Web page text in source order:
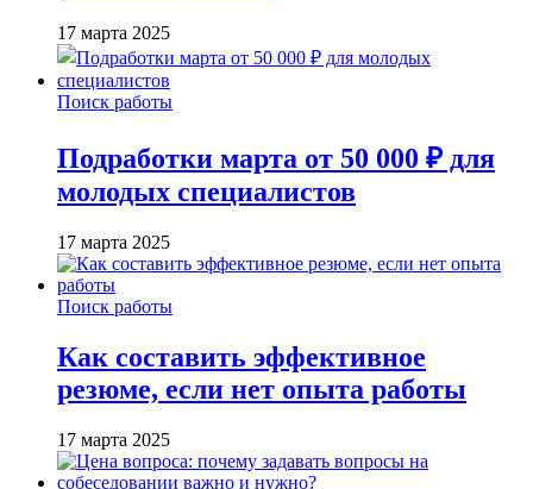
17 марта 2025
Поиск работы
Подработки марта от 50 000 ₽ для
молодых специалистов
17 марта 2025
Поиск работы
Как составить эффективное
резюме, если нет опыта работы
17 марта 2025